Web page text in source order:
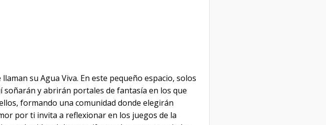
su Agua Viva. En este pequeño espacio, solos
y abrirán portales de fantasía en los que
formando una comunidad donde elegirán
por ti invita a reflexionar en los juegos de la